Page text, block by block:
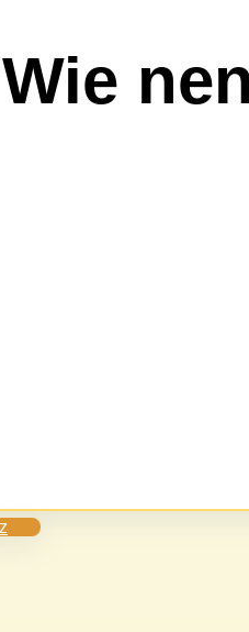
Wie